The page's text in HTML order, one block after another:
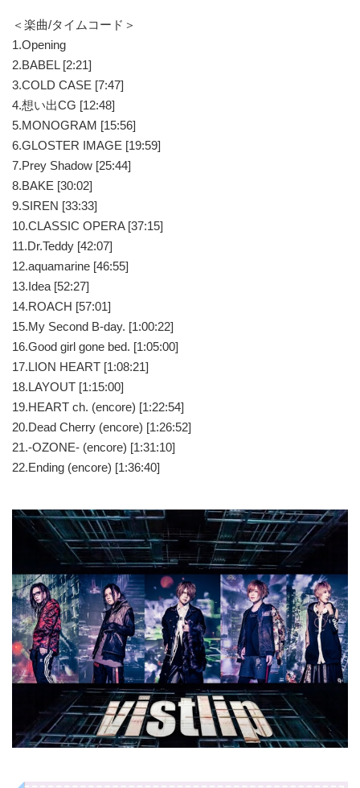
＜楽曲/タイムコード＞
1.Opening
2.BABEL [2:21]
3.COLD CASE [7:47]
4.想い出CG [12:48]
5.MONOGRAM [15:56]
6.GLOSTER IMAGE [19:59]
7.Prey Shadow [25:44]
8.BAKE [30:02]
9.SIREN [33:33]
10.CLASSIC OPERA [37:15]
11.Dr.Teddy [42:07]
12.aquamarine [46:55]
13.Idea [52:27]
14.ROACH [57:01]
15.My Second B-day. [1:00:22]
16.Good girl gone bed. [1:05:00]
17.LION HEART [1:08:21]
18.LAYOUT [1:15:00]
19.HEART ch. (encore) [1:22:54]
20.Dead Cherry (encore) [1:26:52]
21.-OZONE- (encore) [1:31:10]
22.Ending (encore) [1:36:40]